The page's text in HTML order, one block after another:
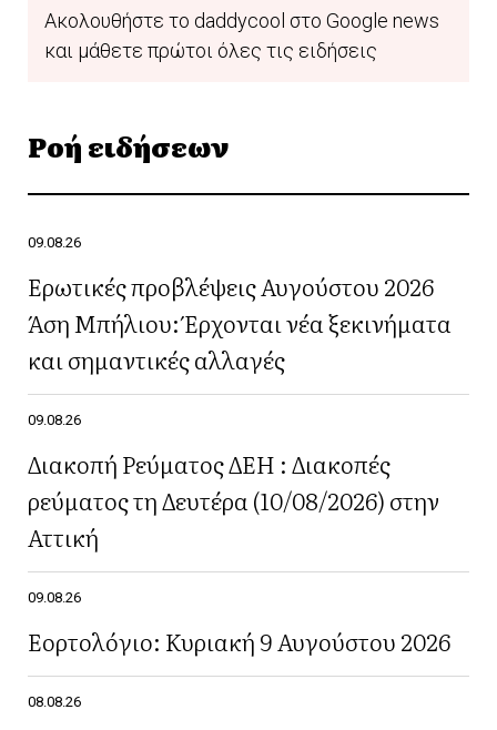
Ακολουθήστε το daddycool στο Google news
και μάθετε πρώτοι όλες τις ειδήσεις
Ροή ειδήσεων
09.08.26
Ερωτικές προβλέψεις Αυγούστου 2026
Άση Μπήλιου: Έρχονται νέα ξεκινήματα
και σημαντικές αλλαγές
09.08.26
Διακοπή Ρεύματος ΔΕΗ : Διακοπές
ρεύματος τη Δευτέρα (10/08/2026) στην
Αττική
09.08.26
Εορτολόγιο: Κυριακή 9 Αυγούστου 2026
08.08.26